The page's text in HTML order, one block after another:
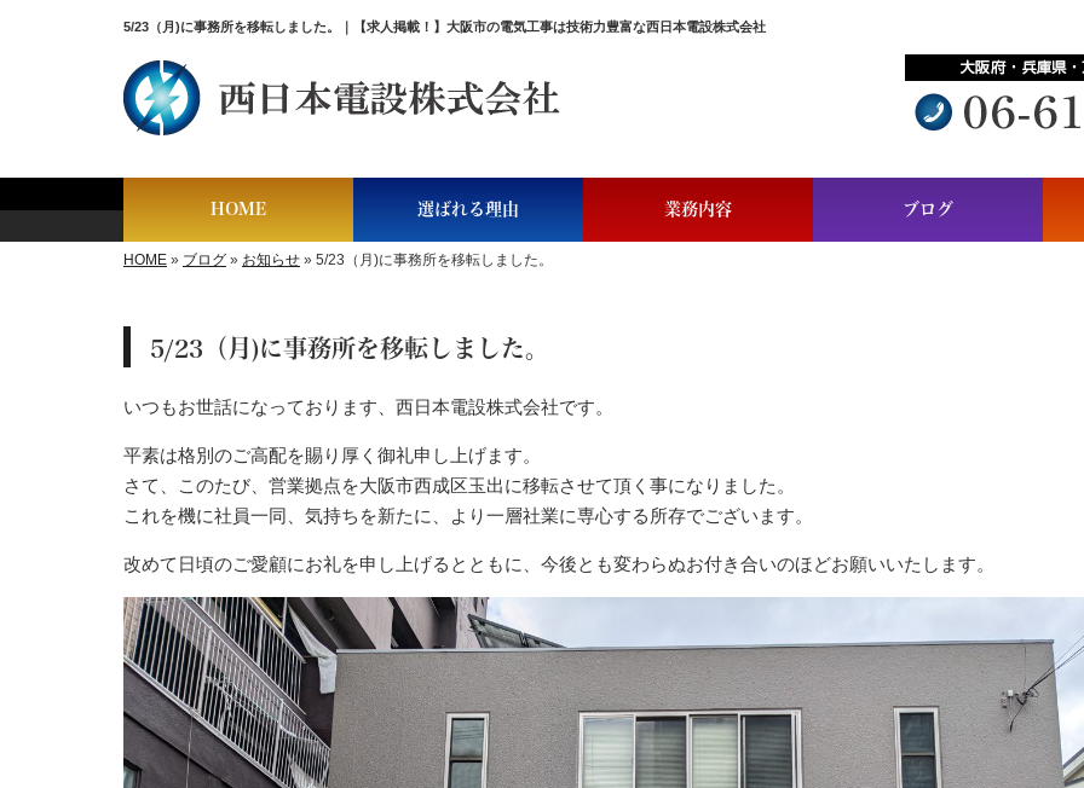
5/23（月)に事務所を移転しました。｜【求人掲載！】大阪市の電気工事は技術力豊富な西日本電設株式会社
HOME 選ばれる理由 業務内容 ブログ
HOME » ブログ » お知らせ » 5/23（月)に事務所を移転しました。
5/23（月)に事務所を移転しました。
いつもお世話になっております、西日本電設株式会社です。
平素は格別のご高配を賜り厚く御礼申し上げます。
さて、このたび、営業拠点を大阪市西成区玉出に移転させて頂く事になりました。
これを機に社員一同、気持ちを新たに、より一層社業に専心する所存でございます。
改めて日頃のご愛顧にお礼を申し上げるとともに、今後とも変わらぬお付き合いのほどお願いいたします。